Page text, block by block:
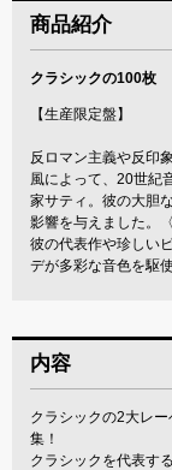
商品紹介
クラシックの100枚
【生産限定盤】
反ロマン主義や反印
風によって、20世紀
家サティ。彼の大胆
影響を与えました。
彼の代表作や珍しい
デが多彩な音色を駆
内容
クラシックの2大レ
集！
クラシックを代表す